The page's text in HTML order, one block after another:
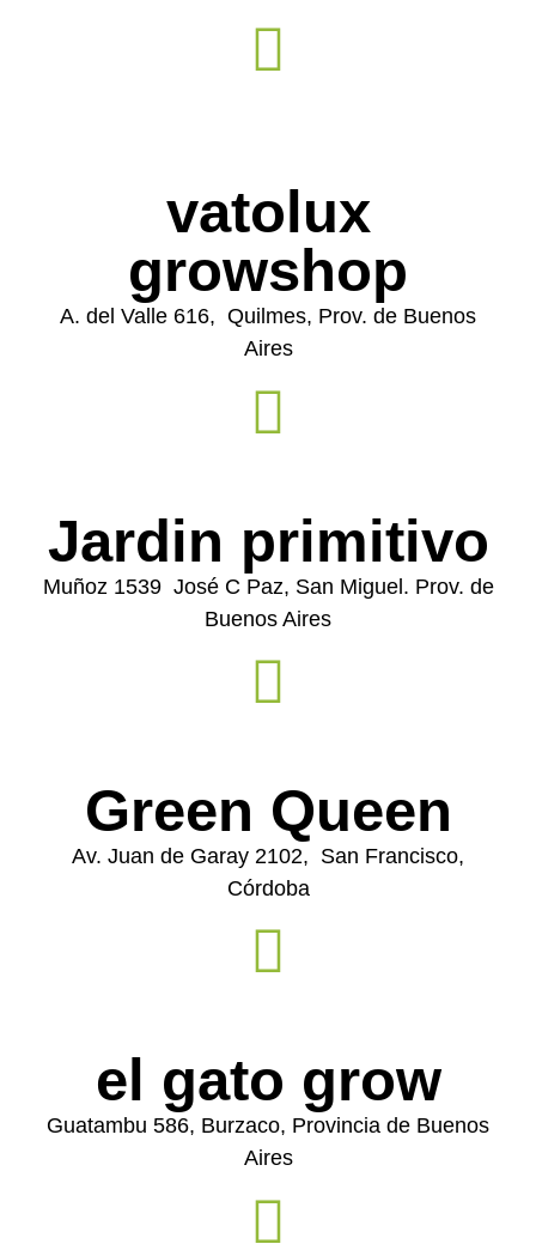
vatolux
growshop
A. del Valle 616, Quilmes, Prov. de Buenos
Aires
Jardin primitivo
Muñoz 1539 José C Paz, San Miguel. Prov. de
Buenos Aires
Green Queen
Av. Juan de Garay 2102, San Francisco,
Córdoba
el gato grow
Guatambu 586, Burzaco, Provincia de Buenos
Aires